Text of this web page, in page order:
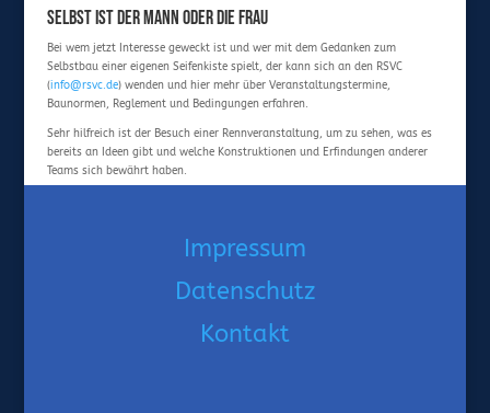
Selbst ist der Mann oder die Frau
Bei wem jetzt Interesse geweckt ist und wer mit dem Gedanken zum
Selbstbau einer eigenen Seifenkiste spielt, der kann sich an den RSVC
(info@rsvc.de) wenden und hier mehr über Veranstaltungstermine,
Baunormen, Reglement und Bedingungen erfahren.
Sehr hilfreich ist der Besuch einer Rennveranstaltung, um zu sehen, was es
bereits an Ideen gibt und welche Konstruktionen und Erfindungen anderer
Teams sich bewährt haben.
Impressum
Datenschutz
Kontakt